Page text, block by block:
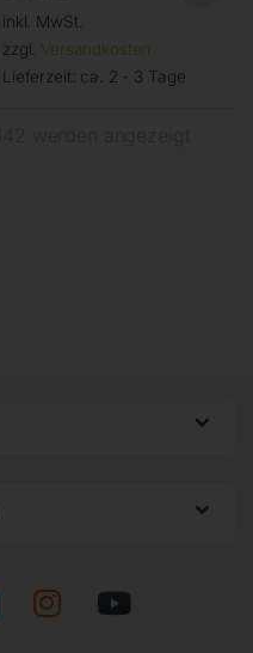
inkl. MwSt.
zzgl. Versandkosten
Lieferzeit: ca. 2 - 3 Tage